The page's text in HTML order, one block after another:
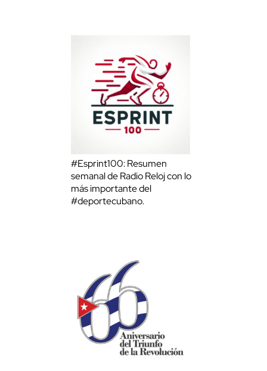
#Esprint100: Resumen
semanal de Radio Reloj con lo
más importante del
#deportecubano.